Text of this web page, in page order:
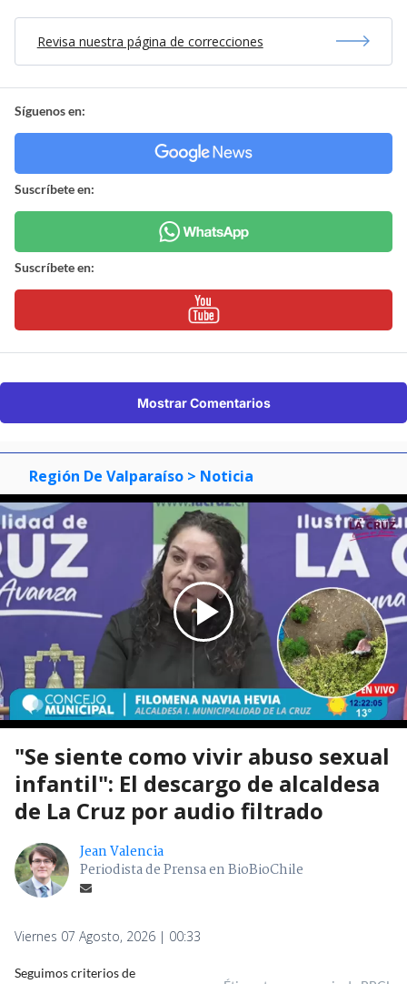
Revisa nuestra página de correcciones
Síguenos en:
Suscríbete en:
Suscríbete en:
Mostrar Comentarios
Región De Valparaíso > Noticia
"Se siente como vivir abuso sexual
infantil": El descargo de alcaldesa
de La Cruz por audio filtrado
Jean Valencia
Periodista de Prensa en BioBioChile
Viernes 07 Agosto, 2026 | 00:33
Seguimos criterios de